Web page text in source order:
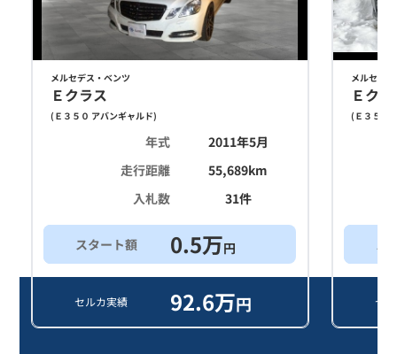
メルセデス・ベンツ
Ｅクラス
( Ｅ３５０ アバンギャルド)
年式
2011年5月
走行距離
55,689km
入札数
31件
スタート額 0.5万円
セルカ実績 92.6万円
メルセデ
Ｅク
( Ｅ３５０
セ